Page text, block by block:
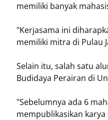
memiliki banyak
"Kerjasama ini
memiliki mitra di Pulau
Selain itu, salah satu
Budidaya Perairan di
"Sebelumnya ada 6
mempublikasikan